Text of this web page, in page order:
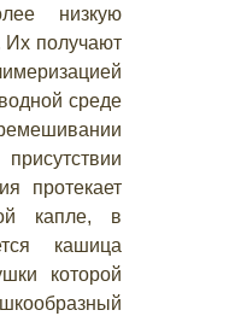
низкую
Их получают
среде
протекает
капле, в
кашица
которой